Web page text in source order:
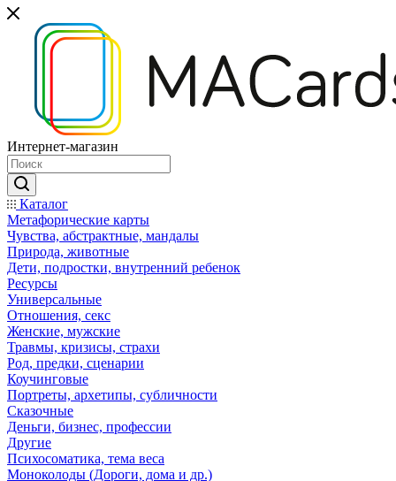
Интернет-магазин
Каталог
Mетафорические карты
Чувства, абстрактные, мандалы
Природа, животные
Дети, подростки, внутренний ребенок
Ресурсы
Универсальные
Отношения, секс
Женские, мужские
Травмы, кризисы, страхи
Род, предки, сценарии
Коучинговые
Портреты, архетипы, субличности
Сказочные
Деньги, бизнес, профессии
Другие
Психосоматика, тема веса
Моноколоды (Дороги, дома и др.)